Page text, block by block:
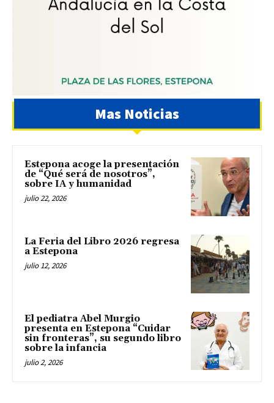
Mas Noticias
Estepona acoge la presentación
de “Qué será de nosotros”,
sobre IA y humanidad
julio 22, 2026
La Feria del Libro 2026 regresa
a Estepona
julio 12, 2026
El pediatra Abel Murgio
presenta en Estepona “Cuidar
sin fronteras”, su segundo libro
sobre la infancia
julio 2, 2026